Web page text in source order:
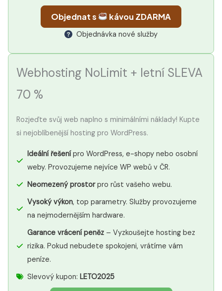
Objednat s kávou ZDARMA
Objednávka nové služby
Webhosting NoLimit + letní SLEVA
70 %
Rozjeďte svůj web naplno s minimálními náklady! Kupte
si nejoblíbenější hosting pro WordPress.
Ideální řešenípro WordPress, e-shopy nebo osobní
weby. Provozujeme nejvíce WP webů v ČR.
Neomezený prostorpro růst vašeho webu.
Vysoký výkon, top parametry. Služby provozujeme
na nejmodernějším hardware.
Garance vrácení peněz – Vyzkoušejte hosting bez
rizika. Pokud nebudete spokojeni, vrátíme vám
peníze.
Slevový kupon: LETO2025